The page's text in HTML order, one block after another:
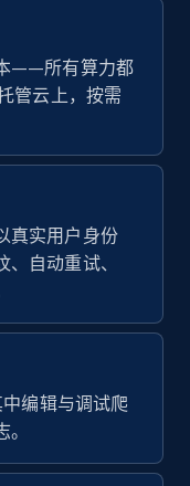
注册使用
Followers,
and
Is
——所有算力都
管云上，按需
真实用户身份
自动重试、
编辑与调试爬